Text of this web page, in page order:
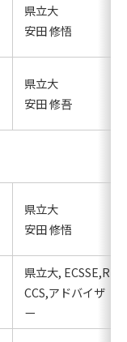
県立大
安田 修悟
県立大
安田 修吾
県立大
安田 修悟
県立大, ECSSE,R-
CCS,アドバイザ
ー